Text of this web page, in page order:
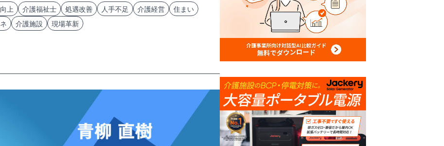
上 介護福祉士 処遇改善 人手不足 介護経営
住まい
介護施設 現場革新